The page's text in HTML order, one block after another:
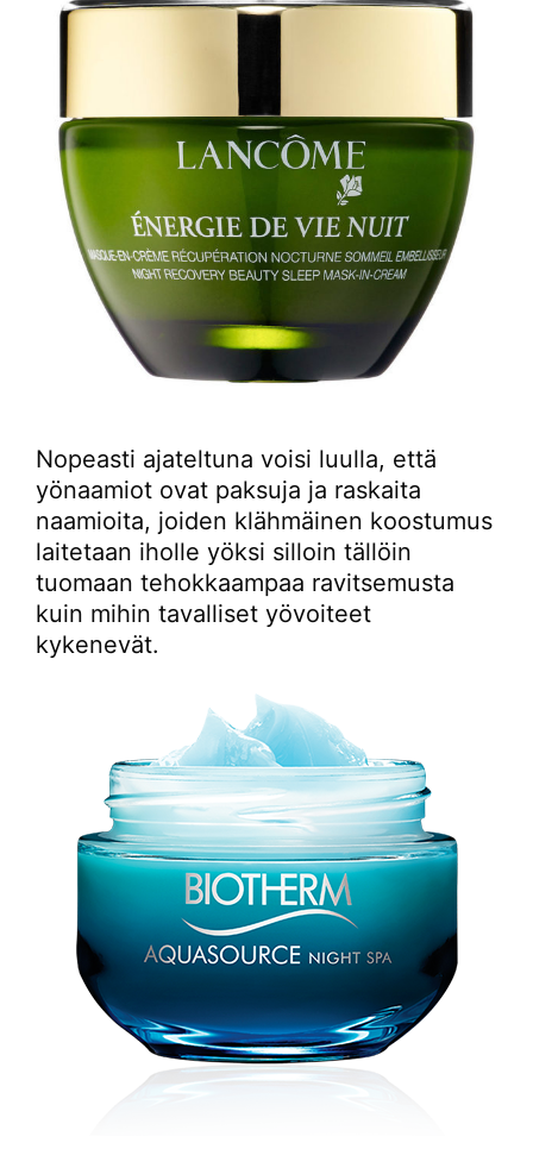
Nopeasti ajateltuna voisi luulla, että
yönaamiot ovat paksuja ja raskaita
naamioita, joiden klähmäinen koostumus
laitetaan iholle yöksi silloin tällöin
tuomaan tehokkaampaa ravitsemusta
kuin mihin tavalliset yövoiteet
kykenevät.